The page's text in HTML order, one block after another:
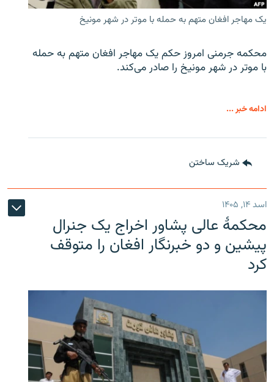
یک مهاجر افغان متهم به حمله با موتر در شهر مونیخ
محکمه جرمنی امروز حکم یک مهاجر افغان متهم به حمله
با موتر در شهر مونیخ را صادر می‌کند.
ادامه خبر ...
شریک ساختن
اسد ۱۴, ۱۴۰۵
محکمۀ عالی پشاور اخراج یک جنرال
پیشین و دو خبرنگار افغان را متوقف
کرد